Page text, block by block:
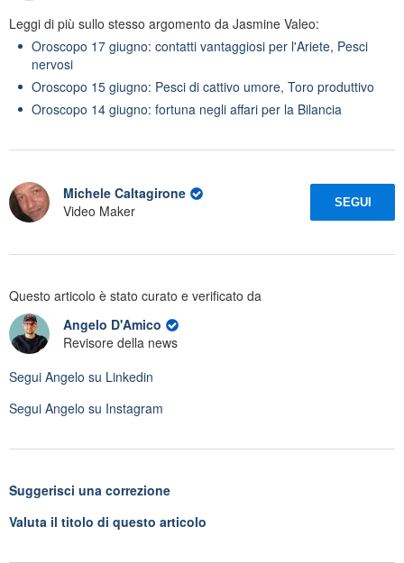
Leggi di più sullo stesso argomento da Jasmine Valeo:
Oroscopo 17 giugno: contatti vantaggiosi per l'Ariete, Pesci
nervosi
Oroscopo 15 giugno: Pesci di cattivo umore, Toro produttivo
Oroscopo 14 giugno: fortuna negli affari per la Bilancia
Michele Caltagirone
Video Maker
SEGUI
Questo articolo è stato curato e verificato da
Angelo D'Amico
Revisore della news
Segui Angelo su Linkedin
Segui Angelo su Instagram
Suggerisci una correzione
Valuta il titolo di questo articolo